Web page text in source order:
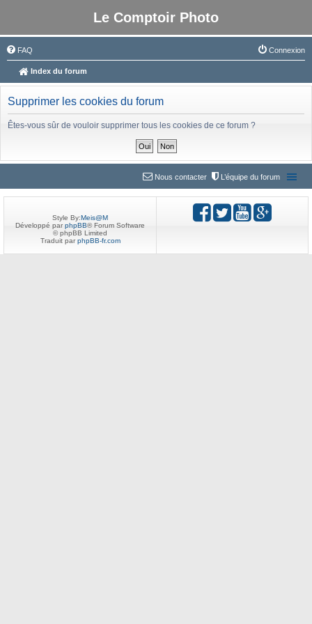
Le Comptoir Photo
FAQ Connexion
Index du forum
Supprimer les cookies du forum
Êtes-vous sûr de vouloir supprimer tous les cookies de ce forum ?
L’équipe du forum
Nous contacter
Style By:Meis@M
Développé parphpBB® Forum Software
© phpBB Limited
Traduit parphpBB-fr.com